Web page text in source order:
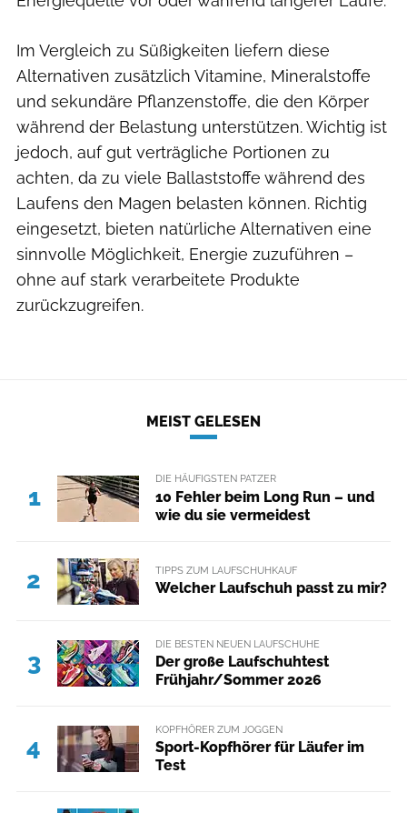
Im Vergleich zu Süßigkeiten liefern diese
Alternativen zusätzlich Vitamine, Mineralstoffe
und sekundäre Pflanzenstoffe, die den Körper
während der Belastung unterstützen. Wichtig ist
jedoch, auf gut verträgliche Portionen zu
achten, da zu viele Ballaststoffe während des
Laufens den Magen belasten können. Richtig
eingesetzt, bieten natürliche Alternativen eine
sinnvolle Möglichkeit, Energie zuzuführen –
ohne auf stark verarbeitete Produkte
zurückzugreifen.
MEIST GELESEN
1
DIE HÄUFIGSTEN PATZER
10 Fehler beim Long Run – und
wie du sie vermeidest
2 TIPPS ZUM LAUFSCHUHKAUF
Welcher Laufschuh passt zu mir?
3
DIE BESTEN NEUEN LAUFSCHUHE
Der große Laufschuhtest
Frühjahr/Sommer 2026
4
KOPFHÖRER ZUM JOGGEN
Sport-Kopfhörer für Läufer im
Test